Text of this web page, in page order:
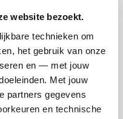
website bezoekt.
technieken om
het gebruik van onze
en — met jouw
Met jouw
partners gegevens
en technische